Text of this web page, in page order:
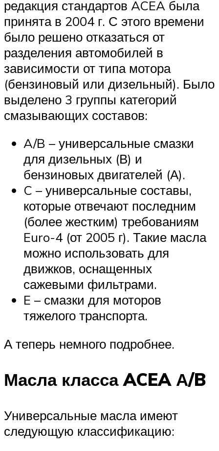
редакция стандартов ACEA была
принята в 2004 г. С этого времени
было решено отказаться от
разделения автомобилей в
зависимости от типа мотора
(бензиновый или дизельный). Было
выделено 3 группы категорий
смазывающих составов:
A/B – универсальные смазки
для дизельных (В) и
бензиновых двигателей (А).
C – универсальные составы,
которые отвечают последним
(более жестким) требованиям
Euro-4 (от 2005 г). Такие масла
можно использовать для
движков, оснащенных
сажевыми фильтрами.
E – смазки для моторов
тяжелого транспорта.
А теперь немного подробнее.
Масла класса ACEA А/B
Универсальные масла имеют
следующую классификацию: